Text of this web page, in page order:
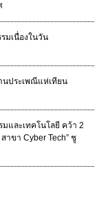
มเนื่องในวัน
นประเพณีแห่เทียน
และเทคโนโลยี คว้า 2
าขา Cyber Tech” ชู